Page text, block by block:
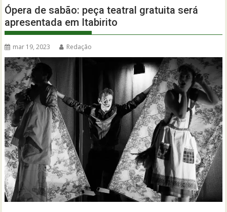
Ópera de sabão: peça teatral gratuita será
apresentada em Itabirito
mar 19, 2023 Redação